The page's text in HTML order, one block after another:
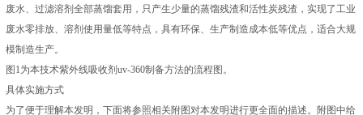
废水、过滤溶剂全部蒸馏套用，只产生少量的蒸馏残渣和活性炭残渣，实现了工业
废水零排放、溶剂使用量低等特点，具有环保、生产制造成本低等优点，适合大规
模制造生产。
图1为本技术紫外线吸收剂uv-360制备方法的流程图。
具体实施方式
为了便于理解本发明，下面将参照相关附图对本发明进行更全面的描述。附图中给